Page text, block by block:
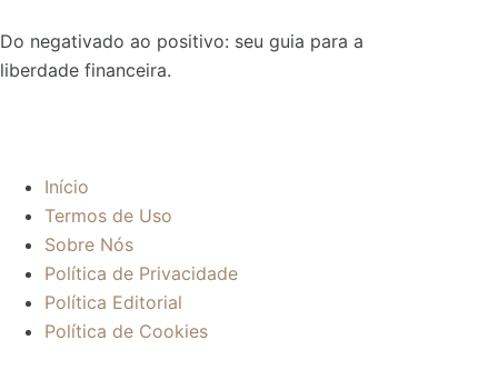
Do negativado ao positivo: seu guia para a
liberdade financeira.
Início
Termos de Uso
Sobre Nós
Política de Privacidade
Política Editorial
Política de Cookies